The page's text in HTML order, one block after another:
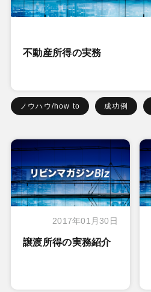
不動産所得の実務
ノウハウ/how to 成功例
2017年01月30日
譲渡所得の実務紹介